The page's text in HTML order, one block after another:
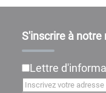
S'inscrire à
Lettre